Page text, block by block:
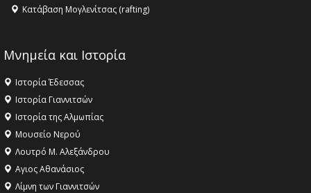
Κατάβαση Μογλενίτσας (rafting)
Μνημεία και Ιστορία
Ιστορία Έδεσσας
Ιστορία Γιαννιτσών
Ιστορία της Αλμωπίας
Μουσείο Νερού
Λουτρό Μ. Αλεξάνδρου
Αγιος Αθανάσιος
Λίμνη των Γιαννιτσών